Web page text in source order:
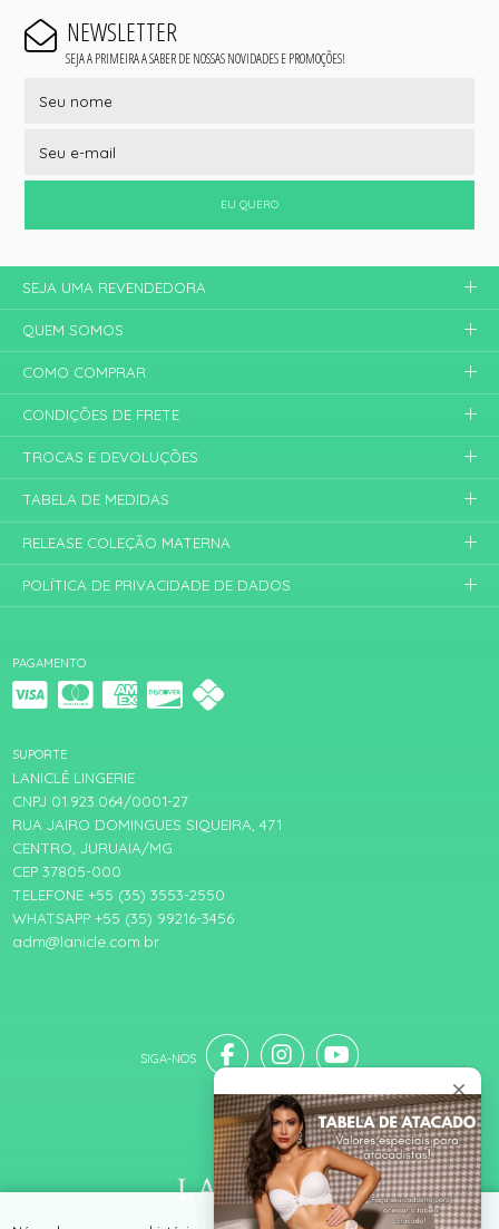
NEWSLETTER
SEJA A PRIMEIRA A SABER DE NOSSAS NOVIDADES E PROMOÇÕES!
EU QUERO
PAGAMENTO
SUPORTE
LANICLÊ LINGERIE
CNPJ 01.923.064/0001-27
RUA JAIRO DOMINGUES SIQUEIRA, 471
CENTRO, JURUAIA/MG
CEP 37805-000
TELEFONE +55 (35) 3553-2550
WHATSAPP +55 (35) 99216-3456
adm@lanicle.com.br
SEJA UMA REVENDEDORA
QUEM SOMOS
COMO COMPRAR
CONDIÇÕES DE FRETE
TROCAS E DEVOLUÇÕES
TABELA DE MEDIDAS
RELEASE COLEÇÃO MATERNA
POLÍTICA DE PRIVACIDADE DE DADOS
® TODOS DIREITOS RESERVADOS